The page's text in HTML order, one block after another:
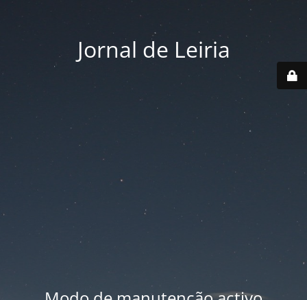
Jornal de Leiria